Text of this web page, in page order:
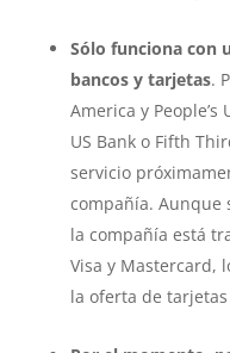
Sólo funciona con
bancos y tarjetas.
America y
US Bank o Fifth
servicio
compañía. Aunque
la compañía está
Visa y Mastercard,
la oferta de